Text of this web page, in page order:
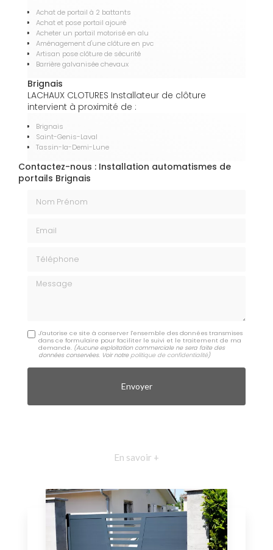
Achat de portail à 2 battants
Achat et pose portail ajouré
Acheter un portail motorisé en alu
Aménagement d'une clôture en pvc
Artisan pose clôture de sécurité
Barrière galvanisée chevaux
Brignais
LACHAUX CLOTURES Installateur de clôture
intervient à proximité de :
Brignais
Saint-Genis-Laval
Tassin-la-Demi-Lune
Contactez-nous : Installation automatismes de
portails Brignais
Message
J'autorise ce site à conserver l'ensemble des données transmises
dans ce formulaire pour faciliter le suivi et le traitement de ma
demande. (Aucune exploitation commerciale ne sera faite des
données conservées. Voir notre politique de confidentialité)
En savoir +